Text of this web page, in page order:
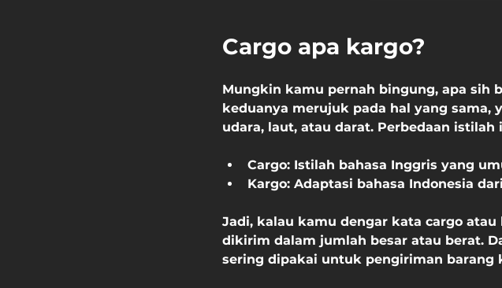
Cargo apa kargo?
Mungkin kamu pernah bingung, apa sih
keduanya merujuk pada hal yang
udara, laut, atau darat. Perbedaan
Cargo: Istilah bahasa Inggris yang
Kargo: Adaptasi bahasa Indonesia
Jadi, kalau kamu dengar kata cargo
dikirim dalam jumlah besar atau berat.
sering dipakai untuk pengiriman barang